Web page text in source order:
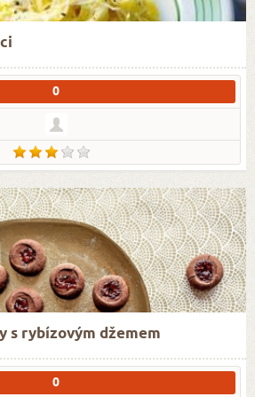
0
s rybízovým džemem
0